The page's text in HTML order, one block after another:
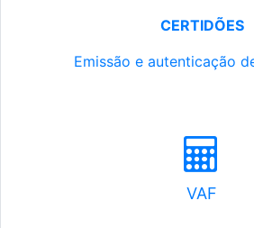
CERTIDÕES
Emissão e autenticação
VAF